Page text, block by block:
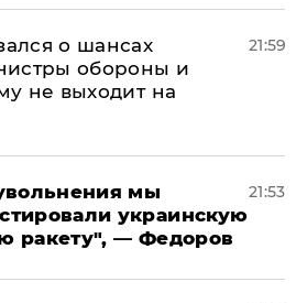
о шансах
обороны и
не выходит на
21:59
мы
украинскую
ракету", — Федоров
21:53